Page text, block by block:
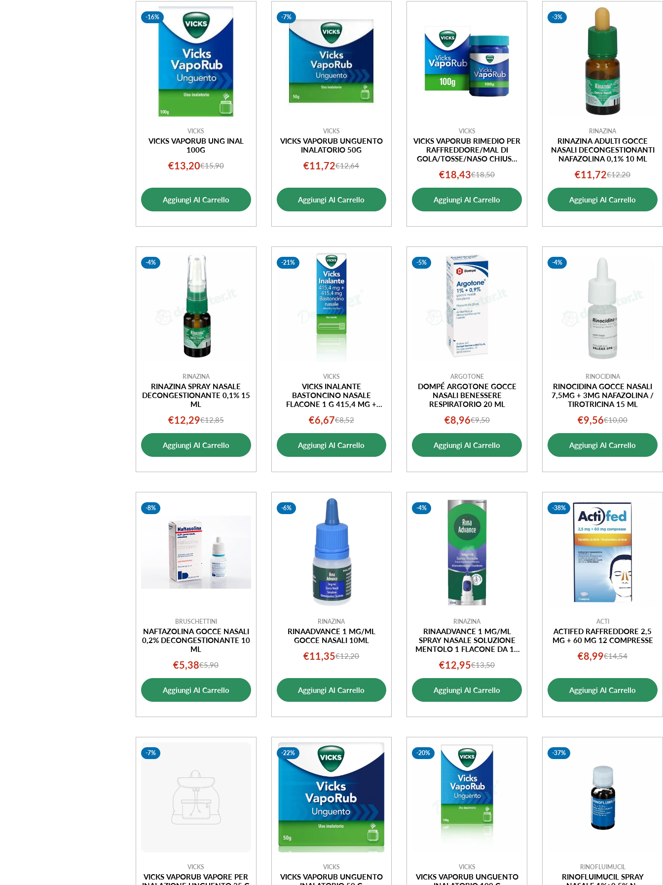
-16%
VICKS
VICKS VAPORUB UNG INAL
100G
Prezzo
vendita
€13,20Prezzo
€15,90
Aggiungi Al Carrello
-7%
VICKS
VICKS VAPORUB UNGUENTO
INALATORIO 50G
Prezzo
vendita
€11,72Prezzo
€12,64
Aggiungi Al Carrello
VICKS
VICKS VAPORUB RIMEDIO PER
RAFFREDDORE/MAL DI
GOLA/TOSSE/NASO CHIUSO
Prezzo
di
vendita
€18,43Prezzo
normale
€18,50
Aggiungi Al Carrello
-3%
RINAZINA
RINAZINA ADULTI GOCCE
NASALI DECONGESTIONANTI
NAFAZOLINA 0,1% 10 ML
Prezzo
di
vendita
€11,72Prezzo
normale
€12,20
Aggiungi Al Carrello
-4%
RINAZINA
RINAZINA SPRAY NASALE
DECONGESTIONANTE 0,1% 15
ML
Prezzo
di
vendita
€12,29Prezzo
normale
€12,85
Aggiungi Al Carrello
-21%
VICKS
VICKS INALANTE
BASTONCINO NASALE
FLACONE 1 G 415,4 MG +
Prezzo
di
vendita
€6,67Prezzo
normale
€8,52
Aggiungi Al Carrello
-5%
ARGOTONE
DOMPÉ ARGOTONE GOCCE
NASALI BENESSERE
RESPIRATORIO 20 ML
Prezzo
di
vendita
€8,96Prezzo
normale
€9,50
Aggiungi Al Carrello
-4%
RINOCIDINA
RINOCIDINA GOCCE NASALI
7,5MG + 3MG NAFAZOLINA /
TIROTRICINA 15 ML
Prezzo
di
vendita
€9,56Prezzo
normale
€10,00
Aggiungi Al Carrello
-8%
BRUSCHETTINI
NAFTAZOLINA GOCCE NASALI
0,2% DECONGESTIONANTE 10
ML
Prezzo
di
vendita
€5,38Prezzo
normale
€5,90
Aggiungi Al Carrello
-6%
RINAZINA
RINAADVANCE 1 MG/ML
GOCCE NASALI 10ML
Prezzo
vendita
€11,35Prezzo
€12,20
Aggiungi Al Carrello
-4%
RINAZINA
RINAADVANCE 1 MG/ML
SPRAY NASALE SOLUZIONE
MENTOLO 1 FLACONE DA 10
CON TASTO LATERALE
Prezzo
di
vendita
€12,95Prezzo
normale
€13,50
Aggiungi Al Carrello
-38%
ACTI
ACTIFED RAFFREDDORE 2,5
MG + 60 MG 12 COMPRESSE
Prezzo
vendita
€8,99Prezzo
€14,54
Aggiungi Al Carrello
-7%
VICKS
VICKS VAPORUB VAPORE PER
-22%
VICKS
VICKS VAPORUB UNGUENTO
-20%
VICKS
VICKS VAPORUB UNGUENTO
-37%
RINOFLUIMUCIL
RINOFLUIMUCIL SPRAY